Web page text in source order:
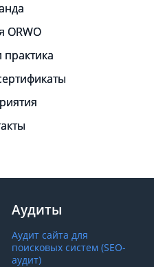
ORWO
Аудиты
Аудит сайта для
поисковых систем (SEO-
аудит)